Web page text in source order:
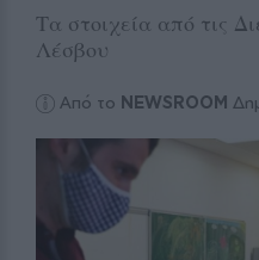
Τα στοιχεία από τις
Λέσβου
Από το NEWSROOM